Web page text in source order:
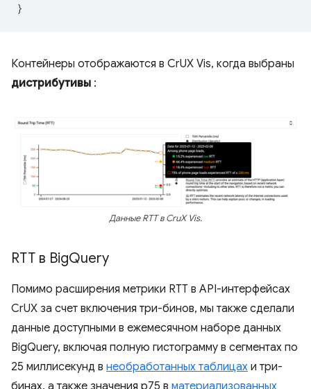
}
Контейнеры отображаются в CrUX Vis, когда выбраны
дистрибутивы :
Данные RTT в CruX Vis.
RTT в BigQuery
Помимо расширения метрики RTT в API-интерфейсах
CrUX за счет включения три-бинов, мы также сделали
данные доступными в ежемесячном наборе данных
BigQuery, включая полную гистограмму в сегментах по
25 миллисекунд в необработанных таблицах и три-